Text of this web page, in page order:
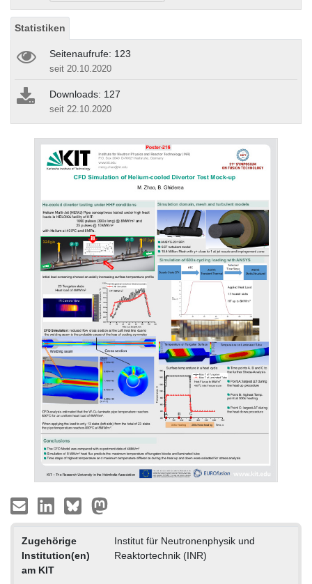
Statistiken
Seitenaufrufe: 123
seit 20.10.2020
Downloads: 127
seit 22.10.2020
Zugehörige
Institution(en)
am KIT
Institut für Neutronenphysik und
Reaktortechnik (INR)